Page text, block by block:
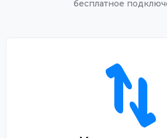
бесплатное